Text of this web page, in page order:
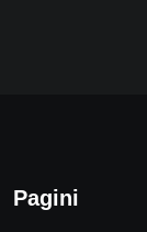
Pagini